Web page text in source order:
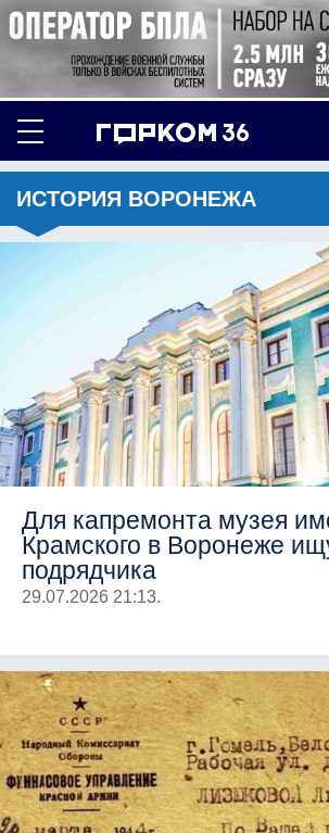
ИСТОРИЯ ВОРОНЕЖА
Для капремонта музея
Крамского в Воронеже
подрядчика
29.07.2026 21:13.